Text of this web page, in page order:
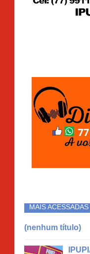
MAIS ACESSADAS
(nenhum título)